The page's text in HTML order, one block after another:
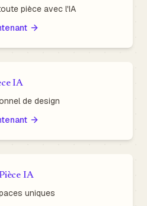
pièce avec l'IA
IA
de design
IA
uniques